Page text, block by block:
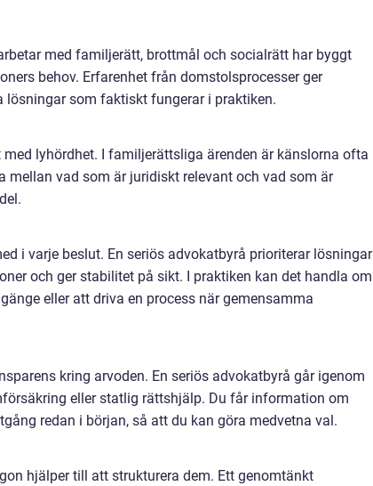
med familjerätt, brottmål och socialrätt har byggt
behov. Erfarenhet från domstolsprocesser ger
som faktiskt fungerar i praktiken.
lyhördhet. I familjerättsliga ärenden är känslorna ofta
vad som är juridiskt relevant och vad som är
i varje beslut. En seriös advokatbyrå prioriterar lösningar
och ger stabilitet på sikt. I praktiken kan det handla om
eller att driva en process när gemensamma
kring arvoden. En seriös advokatbyrå går igenom
eller statlig rättshjälp. Du får information om
redan i början, så att du kan göra medvetna val.
hjälper till att strukturera dem. Ett genomtänkt